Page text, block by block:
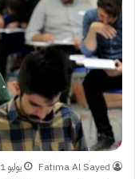
Fatima Al Sayed يوليو 21, 2024